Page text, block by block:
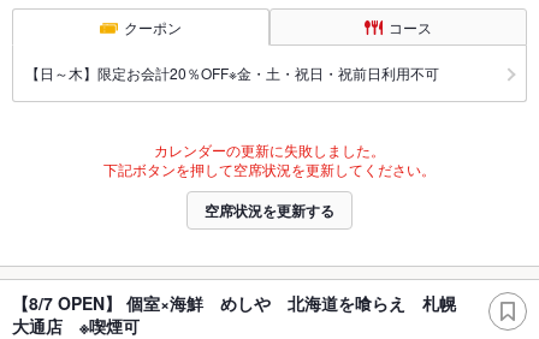
クーポン コース
【日～木】限定お会計20％OFF※金・土・祝日・祝前日利用不可
カレンダーの更新に失敗しました。
下記ボタンを押して空席状況を更新してください。
空席状況を更新する
【8/7 OPEN】 個室×海鮮 めしや 北海道を喰らえ 札幌
大通店 ※喫煙可